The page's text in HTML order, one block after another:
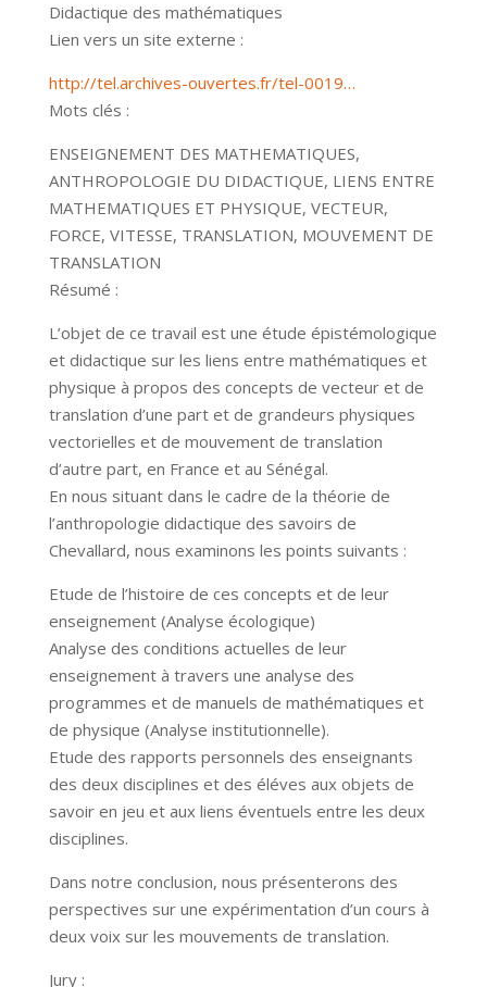
Didactique des mathématiques
Lien vers un site externe :
http://tel.archives-ouvertes.fr/tel-0019…
Mots clés :
ENSEIGNEMENT DES MATHEMATIQUES,
ANTHROPOLOGIE DU DIDACTIQUE, LIENS ENTRE
MATHEMATIQUES ET PHYSIQUE, VECTEUR,
FORCE, VITESSE, TRANSLATION, MOUVEMENT DE
TRANSLATION
Résumé :
L’objet de ce travail est une étude épistémologique
et didactique sur les liens entre mathématiques et
physique à propos des concepts de vecteur et de
translation d’une part et de grandeurs physiques
vectorielles et de mouvement de translation
d’autre part, en France et au Sénégal.
En nous situant dans le cadre de la théorie de
l’anthropologie didactique des savoirs de
Chevallard, nous examinons les points suivants :
Etude de l’histoire de ces concepts et de leur
enseignement (Analyse écologique)
Analyse des conditions actuelles de leur
enseignement à travers une analyse des
programmes et de manuels de mathématiques et
de physique (Analyse institutionnelle).
Etude des rapports personnels des enseignants
des deux disciplines et des éléves aux objets de
savoir en jeu et aux liens éventuels entre les deux
disciplines.
Dans notre conclusion, nous présenterons des
perspectives sur une expérimentation d’un cours à
deux voix sur les mouvements de translation.
Jury :